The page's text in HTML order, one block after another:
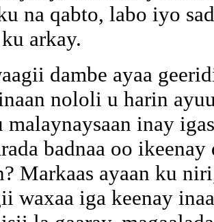
na qabto, labo iyo
arkay.
dambe ayaa
nololi u harin
malaynaysaan inay
badnaa oo
Markaas ayaan ku
waxaa iga keenay